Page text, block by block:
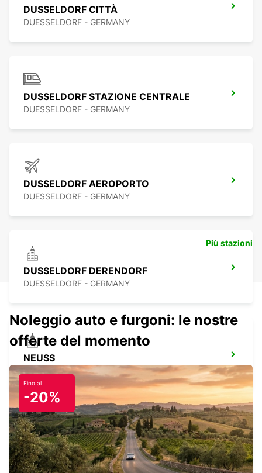
DUSSELDORF CITTÀ
DUESSELDORF - GERMANY
DUSSELDORF STAZIONE CENTRALE
DUESSELDORF - GERMANY
DUSSELDORF AEROPORTO
DUESSELDORF - GERMANY
DUSSELDORF DERENDORF
DUESSELDORF - GERMANY
NEUSS
NEUSS - GERMANY
RATINGEN
RATINGEN - GERMANY
Più stazioni
Noleggio auto e furgoni: le nostre
offerte del momento
Fino al
-20%